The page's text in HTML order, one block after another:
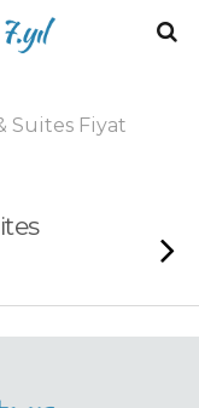
Suites Fiyat